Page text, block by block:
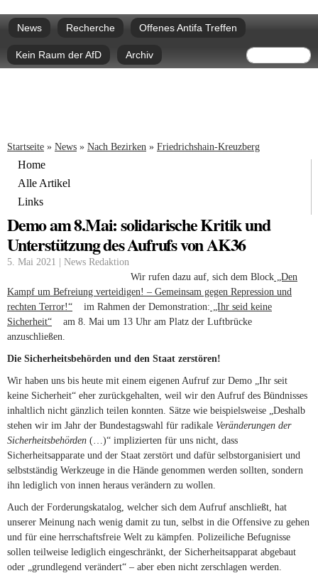
zum
Hauptmenü
News Recherche Offenes Antifa Treffen
Kein Raum der AfD Archiv Suche
Sie sind hier
Startseite » News » Nach Bezirken » Friedrichshain-Kreuzberg
Home
Alle Artikel
Links
Demo am 8.Mai: solidarische Kritik und
Unterstützung des Aufrufs von AK36
5. Mai 2021 | News Redaktion
Wir rufen dazu auf, sich dem Block „Den
Kampf um Befreiung verteidigen! – Gemeinsam gegen Repression und
rechten Terror!“ (link is external)
im Rahmen der Demonstration: „Ihr seid keine
Sicherheit“ (link is external)
am 8. Mai um 13 Uhr am Platz der Luftbrücke
anzuschließen.
Die Sicherheitsbehörden und den Staat zerstören!
Wir haben uns bis heute mit einem eigenen Aufruf zur Demo „Ihr seit
keine Sicherheit“ eher zurückgehalten, weil wir den Aufruf des Bündnisses
inhaltlich nicht gänzlich teilen konnten. Sätze wie beispielsweise „Deshalb
stehen wir im Jahr der Bundestagswahl für radikale Veränderungen der
Sicherheitsbehörden (…)“ implizierten für uns nicht, dass
Sicherheitsapparate und der Staat zerstört und dafür selbstorganisiert und
selbstständig Werkzeuge in die Hände genommen werden sollten, sondern
ihn lediglich von innen heraus verändern zu wollen.
Auch der Forderungskatalog, welcher sich dem Aufruf anschließt, hat
unserer Meinung nach wenig damit zu tun, selbst in die Offensive zu gehen
und für eine herrschaftsfreie Welt zu kämpfen. Polizeiliche Befugnisse
sollen teilweise lediglich eingeschränkt, der Sicherheitsapparat abgebaut
oder „grundlegend verändert“ – aber eben nicht zerschlagen werden.